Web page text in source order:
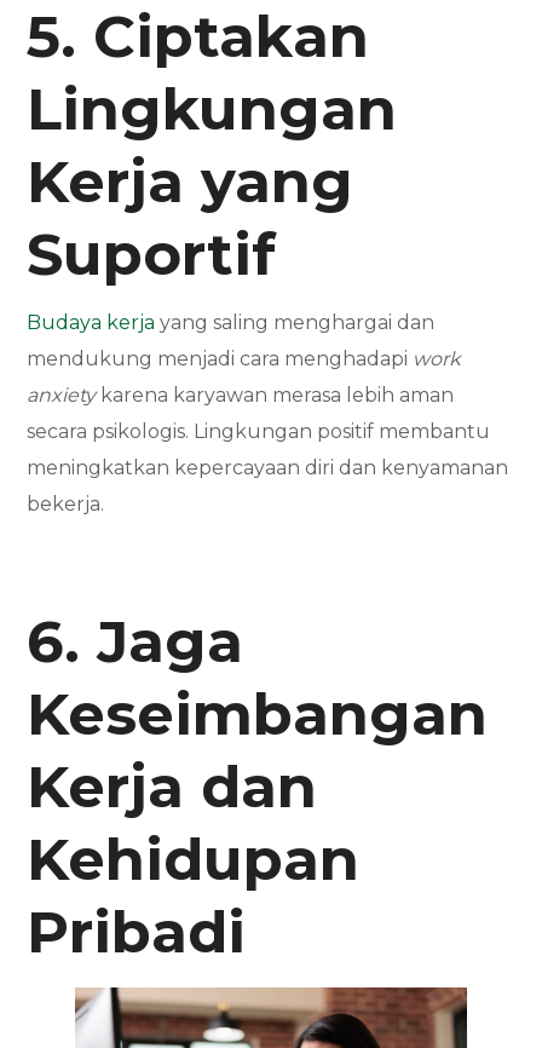
5. Ciptakan
Lingkungan
Kerja yang
Suportif
Budaya kerja yang saling menghargai dan
mendukung menjadi cara menghadapi work
anxietykarena karyawan merasa lebih aman
secara psikologis. Lingkungan positif membantu
meningkatkan kepercayaan diri dan kenyamanan
bekerja.
6. Jaga
Keseimbangan
Kerja dan
Kehidupan
Pribadi